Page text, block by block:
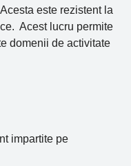
este rezistent la
Acest lucru permite
domenii de activitate
impartite pe